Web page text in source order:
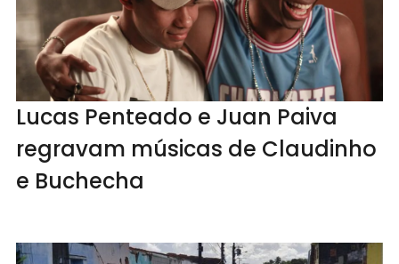
Lucas Penteado e Juan Paiva
regravam músicas de Claudinho
e Buchecha